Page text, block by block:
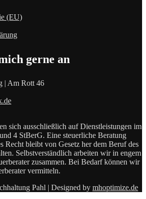
(EU)
gerne an
| Am Rott 46
sich ausschließlich auf Dienstleistungen im
4 StBerG. Eine steuerliche Beratung
Recht bleibt von Gesetz her dem Beruf des
Selbstverständlich arbeiten wir in engem
zusammen. Bei Bedarf können wir
vermitteln.
Pahl | Designed by mhoptimize.de